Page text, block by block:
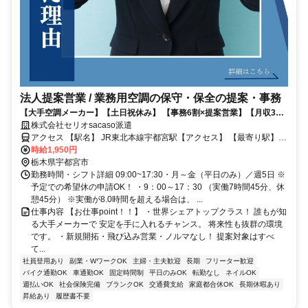
法人提案営業 / 業務用空調の保守・保全の提案・事務
【大手空調メーカー】【土日祝休み】 【事務6割×提案営業】【月収30
万可×インセンティブあり】 【未経験歓迎】【日払い】【即日勤務OK/
次月勤務OK】/案件-0533TS-DK-D-H
株式会社セリオsacaso派遣
アクセス 【駅名】 JR東北本線宇都宮駅【アクセス】 【最寄り駅】
・JR東北本線「宇都宮駅」徒歩12分 ・宇都宮芳賀ライトレール線
「東宿郷停留場」徒歩8分 【バス】 ・東武宇都宮線「東武宇都宮駅」
バス15分 ・JR日光線「鶴田駅」バス20分 ・JR東北本線「岡本駅」
バス25分 【車・バイク】 ・JR東北本線「宇都宮駅」車5分 ・東武宇
都宮線「東武宇都宮駅」車8分 ・JR東北本線「岡本駅」車15分 ・JR
日光線「鶴田駅」車18分 ・JR東北本線「雀宮駅」車20分 ・車通勤
OK（敷地内に専用駐車場あり） ・バイク・自転車通勤OK（敷地内に
専用駐輪場あり） ＊＊【勤務地エリアの特徴♪】＊＊ ・宇都宮駅東口
エリアは、 話題の「ウツノミヤテラス」が 徒歩圏内！仕事帰りの買
い物や お惣菜選びも楽しめます♪ ・周辺にはコンビニや飲食店が 充
実しており、毎日のランチ 選びに困ることはありません。 お洒落な
カフェも多いエリア！ ・LRTの開通でアクセスが さらに便利に！最
新の街並みを 感じながら、気持ちよく 通勤ができる好立地です。 ・
時給1,950円
栃木県宇都宮市
勤務時間・シフト詳細 09:00~17:30・月～金（平日のみ）／週5日 ※
予定での希望休の申請OK！ ・9：00～17：30 （実働7時間45分、休
憩45分） ※実働が8.0時間を超える場合は、 ...
仕事内容 【お仕事point！！】 ・世界シェアトップクラス！ 誰もが知
る大手メーカーで 安定を手に入れるチャンス。 将来性も抜群の環境
です。 ・新規開拓・飛び込み営業・ノルマなし！ 提案対象はすべ
て...
社員登用あり 副業・WワークOK 主婦・主夫歓迎 長期
フリーター歓迎
バイク通勤OK
車通勤OK 固定時間制 平日のみOK 転勤なし
ネイルOK
週払いOK
社会保険完備 ブランクOK 交通費支給 家庭都合休OK
長期休暇あり
昇給あり
履歴書不要